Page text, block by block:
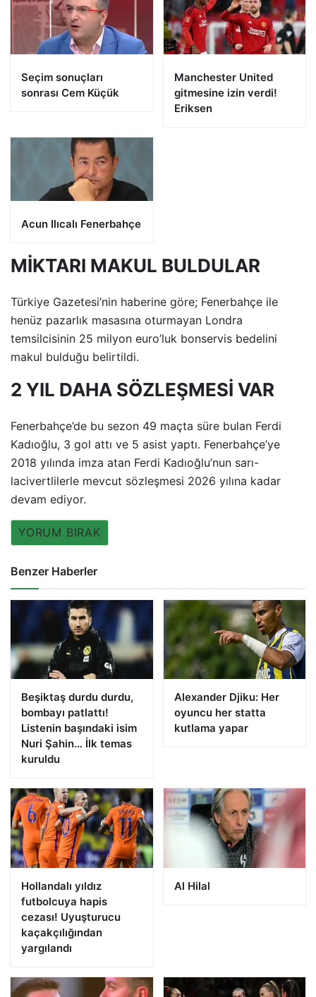
Seçim sonuçları
sonrası Cem Küçük
Manchester United
gitmesine izin verdi!
Eriksen
Acun Ilıcalı Fenerbahçe
MİKTARI MAKUL BULDULAR
Türkiye Gazetesi’nin haberine göre; Fenerbahçe ile
henüz pazarlık masasına oturmayan Londra
temsilcisinin 25 milyon euro’luk bonservis bedelini
makul bulduğu belirtildi.
2 YIL DAHA SÖZLEŞMESİ VAR
Fenerbahçe’de bu sezon 49 maçta süre bulan Ferdi
Kadıoğlu, 3 gol attı ve 5 asist yaptı. Fenerbahçe’ye
2018 yılında imza atan Ferdi Kadıoğlu’nun sarı-
lacivertlilerle mevcut sözleşmesi 2026 yılına kadar
devam ediyor.
YORUM BIRAK
Benzer Haberler
Beşiktaş durdu durdu,
bombayı patlattı!
Listenin başındaki isim
Nuri Şahin… İlk temas
kuruldu
Alexander Djiku: Her
oyuncu her statta
kutlama yapar
Hollandalı yıldız
futbolcuya hapis
cezası! Uyuşturucu
kaçakçılığından
yargılandı
Al Hilal